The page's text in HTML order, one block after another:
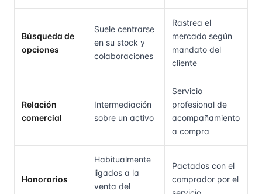
Búsqueda de
opciones
Suele centrarse
en su stock y
colaboraciones
Rastrea el
mercado según
mandato del
cliente
Relación
comercial
Intermediación
sobre un activo
Servicio
profesional de
acompañamiento
a compra
Honorarios
Habitualmente
ligados a la
venta del
Pactados con el
comprador por el